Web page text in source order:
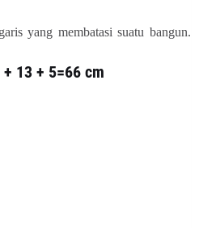
yang membatasi suatu bangun.
13 + 5=66 cm